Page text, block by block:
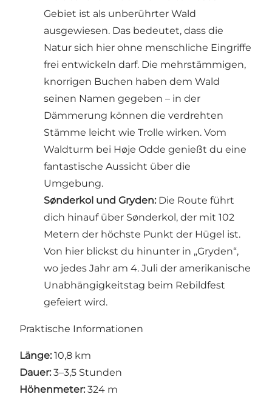
Gebiet ist als unberührter Wald
ausgewiesen. Das bedeutet, dass die
Natur sich hier ohne menschliche Eingriffe
frei entwickeln darf. Die mehrstämmigen,
knorrigen Buchen haben dem Wald
seinen Namen gegeben – in der
Dämmerung können die verdrehten
Stämme leicht wie Trolle wirken. Vom
Waldturm bei Høje Odde genießt du eine
fantastische Aussicht über die
Umgebung.
Sønderkol und Gryden: Die Route führt
dich hinauf über Sønderkol, der mit 102
Metern der höchste Punkt der Hügel ist.
Von hier blickst du hinunter in „Gryden“,
wo jedes Jahr am 4. Juli der amerikanische
Unabhängigkeitstag beim Rebildfest
gefeiert wird.
Praktische Informationen
Länge: 10,8 km
Dauer: 3–3,5 Stunden
Höhenmeter: 324 m